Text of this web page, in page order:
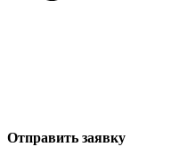
Отправить заявку